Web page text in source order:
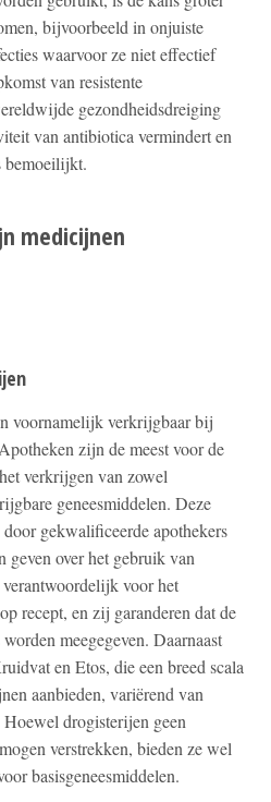
bijvoorbeeld in onjuiste
waarvoor ze niet effectief
van resistente
gezondheidsdreiging
van antibiotica vermindert en
bemoeilijkt.
medicijnen
voornamelijk verkrijgbaar bij
zijn de meest voor de
verkrijgen van zowel
geneesmiddelen. Deze
gekwalificeerde apothekers
geven over het gebruik van
voor het
recept, en zij garanderen dat de
meegegeven. Daarnaast
en Etos, die een breed scala
aanbieden, variërend van
drogisterijen geen
verstrekken, bieden ze wel
basisgeneesmiddelen.